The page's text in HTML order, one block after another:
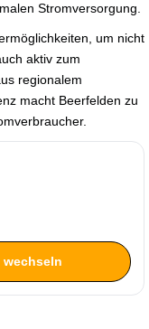
Stromversorgung.
um nicht
aktiv zum
regionalem
macht Beerfelden zu